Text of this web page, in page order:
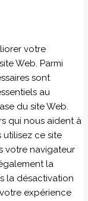
votre
Web. Parmi
sont
au
du site Web.
qui nous aident à
ce site
votre navigateur
la
la désactivation
expérience